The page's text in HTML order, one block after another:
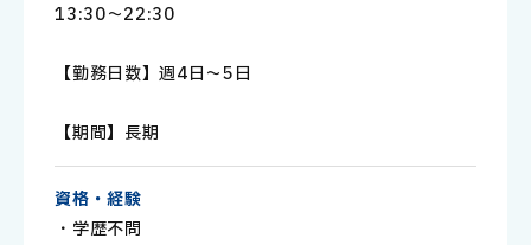
13:30～22:30
【勤務日数】週4日～5日
【期間】長期
資格・経験
・学歴不問